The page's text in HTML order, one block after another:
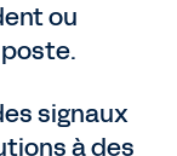
ou
signaux
à des